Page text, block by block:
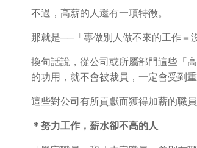
不過，高薪的人還有一項特徵。
那就是──「專做別人做不來的工作＝
換句話說，從公司或所屬部門這些「
的功用，就不會被裁員，一定會受到重
這些對公司有所貢獻而獲得加薪的職
＊努力工作，薪水卻不高的人